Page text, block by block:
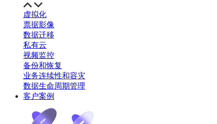
虚拟化
票据影像
数据迁移
私有云
视频监控
备份和恢复
业务连续性和容灾
数据生命周期管理
客户案例